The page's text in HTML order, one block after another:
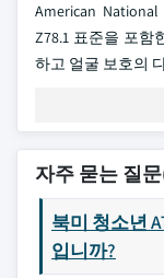
American
Z78.1 표준을 포함
하고 얼굴 보호의
자주 묻는 질문
북미 청소년
입니까?